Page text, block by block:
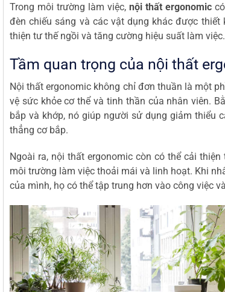
Trong môi trường làm việc,nội thất ergonomic
đèn chiếu sáng và các vật dụng khác được
thiện tư thế ngồi và tăng cường hiệu suất làm việc.
Tầm quan trọng của nội thất
Nội thất ergonomic không chỉ đơn thuần là một
vệ sức khỏe cơ thể và tinh thần của nhân viên.
bắp và khớp, nó giúp người sử dụng giảm thiểu
thẳng cơ bắp.
Ngoài ra, nội thất ergonomic còn có thể cải
môi trường làm việc thoải mái và linh hoạt. Khi
của mình, họ có thể tập trung hơn vào công việc